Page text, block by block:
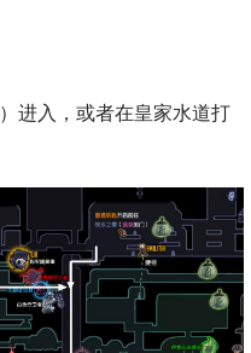
）进入，或者在皇家水道打